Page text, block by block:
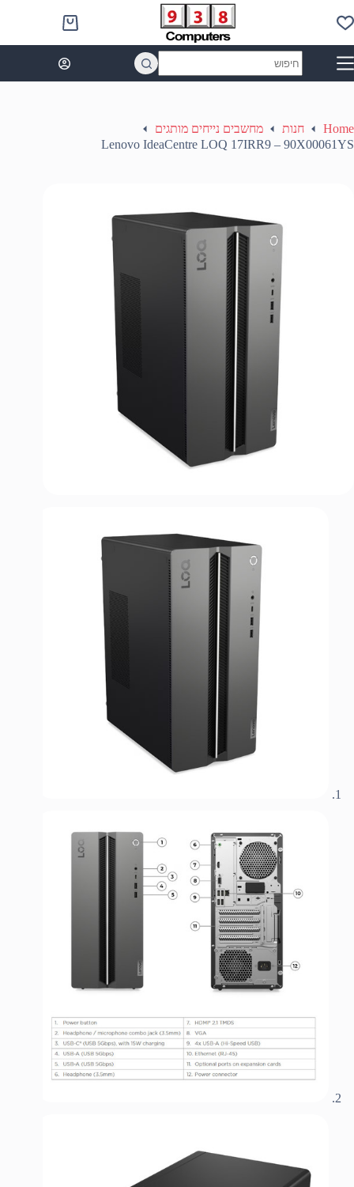
to
content
Shopping
cart
results
Home חנות
מחשבים נייחים מותגים
Lenovo IdeaCentre LOQ 17IRR9 – 90X00061YS